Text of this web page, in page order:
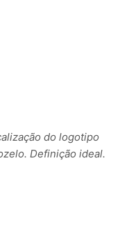
do logotipo
Definição ideal.